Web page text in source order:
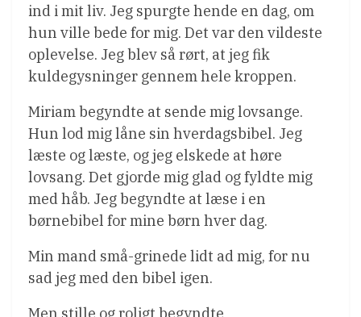
ind i mit liv. Jeg spurgte hende en dag, om
hun ville bede for mig. Det var den vildeste
oplevelse. Jeg blev så rørt, at jeg fik
kuldegysninger gennem hele kroppen.
Miriam begyndte at sende mig lovsange.
Hun lod mig låne sin hverdagsbibel. Jeg
læste og læste, og jeg elskede at høre
lovsang. Det gjorde mig glad og fyldte mig
med håb. Jeg begyndte at læse i en
børnebibel for mine børn hver dag.
Min mand små-grinede lidt ad mig, for nu
sad jeg med den bibel igen.